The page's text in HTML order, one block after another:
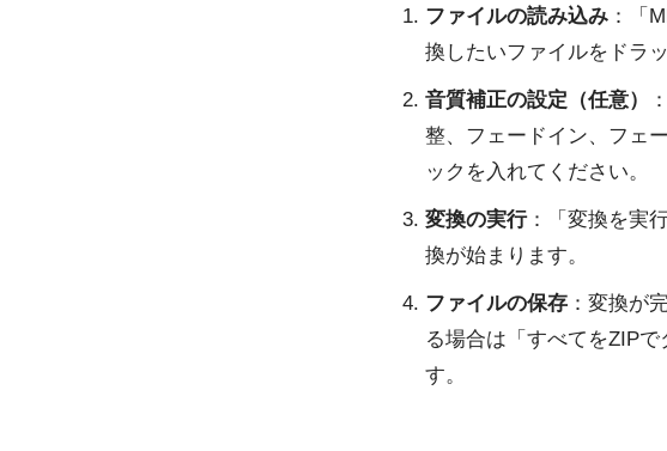
ファイルの読み込み：「
換したいファイルをドラ
音質補正の設定（任意）
整、フェードイン、フェ
ックを入れてください。
変換の実行：「変換を実
換が始まります。
ファイルの保存：変換が
る場合は「すべてをZIP
す。